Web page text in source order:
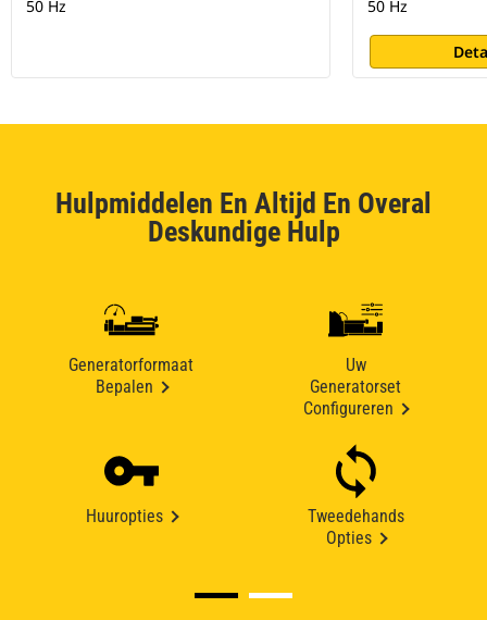
50 Hz 50 Hz
Hulpmiddelen En Altijd En Overal
Deskundige Hulp
Generatorformaat
Bepalen
Uw
Generatorset
Configureren
Huuropties
Tweedehands
Opties